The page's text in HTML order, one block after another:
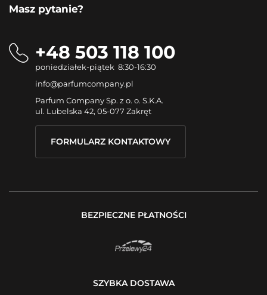
Masz pytanie?
+48 503 118 100
poniedziałek-piątek 8:30-16:30
info@parfumcompany.pl
Parfum Company Sp. z o. o. S.K.A.
ul. Lubelska 42, 05-077 Zakręt
FORMULARZ KONTAKTOWY
BEZPIECZNE PŁATNOŚCI
SZYBKA DOSTAWA